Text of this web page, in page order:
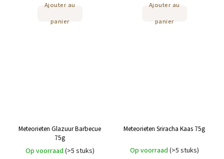
Ajouter au
panier
Ajouter au
panier
Meteorieten Glazuur Barbecue
75g
Op voorraad (>5 stuks)
Meteorieten Sriracha Kaas 75g
Op voorraad (>5 stuks)